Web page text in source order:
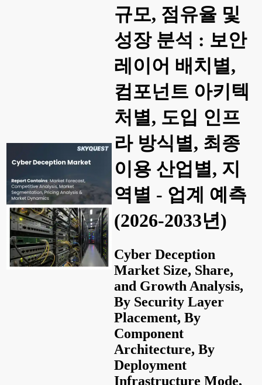
규모, 점유율 및
성장 분석 : 보안
레이어 배치별,
컴포넌트 아키텍
처별, 도입 인프
라 방식별, 최종
이용 산업별, 지
역별 - 업계 예측
(2026-2033년)
Cyber Deception
Market Size, Share,
and Growth Analysis,
By Security Layer
Placement, By
Component
Architecture, By
Deployment
Infrastructure Mode,